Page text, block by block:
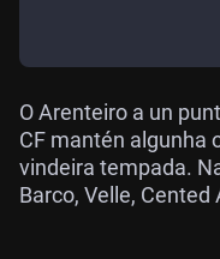
O Arenteiro a un
CF mantén algunha
vindeira tempada.
Barco, Velle,